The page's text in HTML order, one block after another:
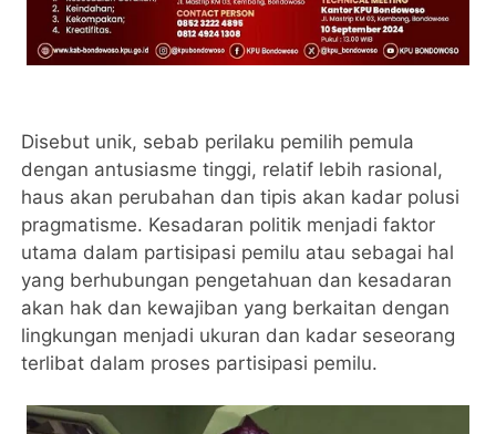
Disebut unik, sebab perilaku pemilih pemula
dengan antusiasme tinggi, relatif lebih rasional,
haus akan perubahan dan tipis akan kadar polusi
pragmatisme. Kesadaran politik menjadi faktor
utama dalam partisipasi pemilu atau sebagai hal
yang berhubungan pengetahuan dan kesadaran
akan hak dan kewajiban yang berkaitan dengan
lingkungan menjadi ukuran dan kadar seseorang
terlibat dalam proses partisipasi pemilu.